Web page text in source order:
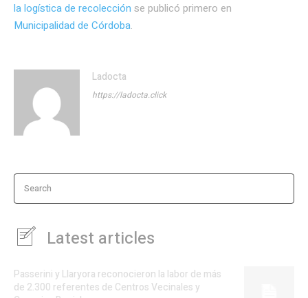
la logística de recolección se publicó primero en
Municipalidad de Córdoba.
Ladocta
https://ladocta.click
Search
Latest articles
Passerini y Llaryora reconocieron la labor de más
de 2.300 referentes de Centros Vecinales y